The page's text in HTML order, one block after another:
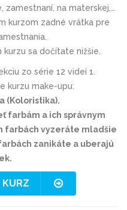
na materskej,…
kurzom zadné vrátka pre
sa dočítate nižšie.
zo série 12 videí 1.
kurzu make-upu:
(Koloristika).
farbám a ich správnym
farbách vyzeráte mladšie
zanikáte a uberajú
KURZ